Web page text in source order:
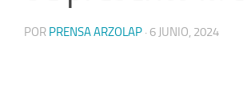
POR PRENSA ARZOLAP · 6 JUNIO, 2024